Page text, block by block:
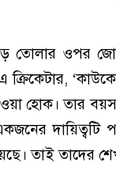
ওপর জোর
ক্রিকেটার,
হোক। তার
দায়িত্বটি
তাই তাদের